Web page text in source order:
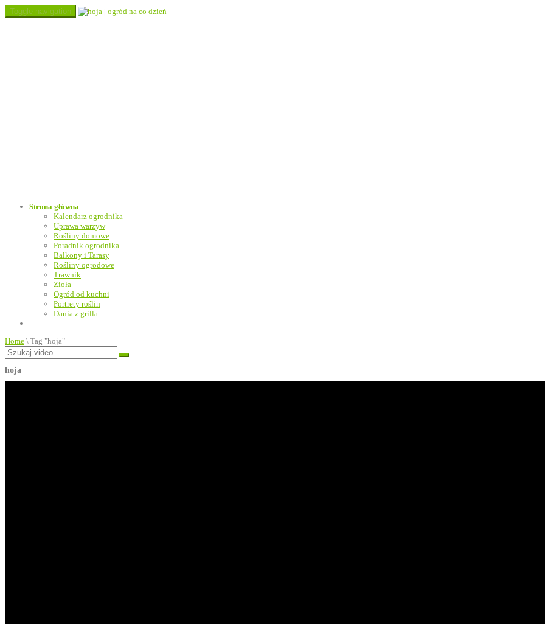
Toggle navigation
Strona główna
Kalendarz ogrodnika
Uprawa warzyw
Rośliny domowe
Poradnik ogrodnika
Balkony i Tarasy
Rośliny ogrodowe
Trawnik
Zioła
Ogród od kuchni
Portrety roślin
Dania z grilla
Home \ Tag "hoja"
hoja